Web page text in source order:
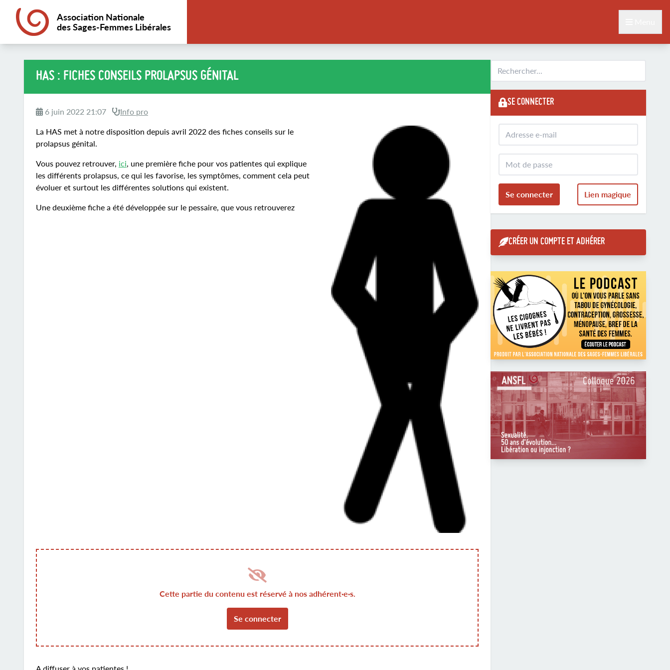
Association Nationale
des Sages-Femmes Libérales
HAS : FICHES CONSEILS PROLAPSUS GÉNITAL
6 juin 2022 21:07 Info pro
La HAS met à notre disposition depuis avril 2022 des fiches conseils sur le
prolapsus génital.
Vous pouvez retrouver, ici, une première fiche pour vos patientes qui explique
les différents prolapsus, ce qui les favorise, les symptômes, comment cela peut
évoluer et surtout les différentes solutions qui existent.
Une deuxième fiche a été développée sur le pessaire, que vous retrouverez
Cette partie du contenu est réservé à nos adhérent·e·s.
Se connecter
SE CONNECTER
Se connecter Lien magique
CRÉER UN COMPTE ET ADHÉRER